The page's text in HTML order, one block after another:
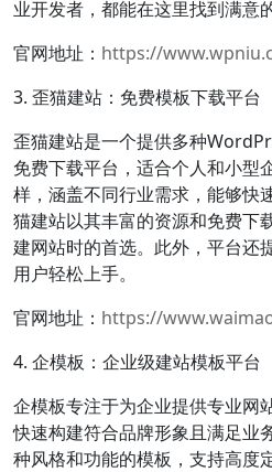
业开发者，都能在这里找到满意
官网地址： https://
3. 歪猫建站：免费模板下载平台
歪猫建站是一个提供多种
免费下载平台，适合个人和小型
样，涵盖不同行业需求，能够快
猫建站以其丰富的资源和免费下
建网站时的首选。此外，平台还
用户轻松上手。
官网地址： https://
4. 企模板：企业级建站模板平台
企模板专注于为企业提供专业网
快速构建符合品牌形象且满足业
种风格和功能的模板，支持高度